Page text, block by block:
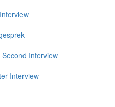
Interview
Interview